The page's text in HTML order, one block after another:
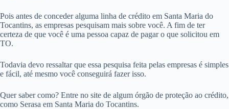
Pois antes de conceder alguma linha de crédito em Santa Maria do
Tocantins, as empresas pesquisam mais sobre você. A fim de ter
certeza de que você é uma pessoa capaz de pagar o que solicitou em
TO.
Todavia devo ressaltar que essa pesquisa feita pelas empresas é simples
e fácil, até mesmo você conseguirá fazer isso.
Quer saber como? Entre no site de algum órgão de proteção ao crédito,
como Serasa em Santa Maria do Tocantins.